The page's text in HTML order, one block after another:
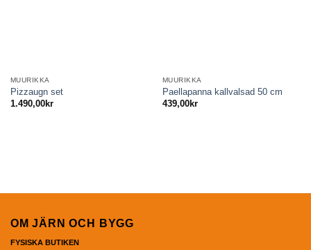
MUURIKKA
Pizzaugn set
1.490,00kr
MUURIKKA
Paellapanna kallvalsad 50 cm
439,00kr
OM JÄRN OCH BYGG
FYSISKA BUTIKEN